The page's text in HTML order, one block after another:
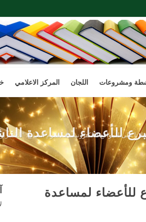
ومشروعات اللجان المركز الاعلامي
للأعضاء لمساعدة
على المواقع الالكترونية اليوم السابع:
للأعضاء لمساعدة